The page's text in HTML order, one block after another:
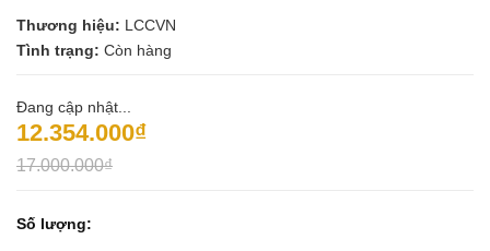
Thương hiệu: LCCVN
Tình trạng: Còn hàng
Đang cập nhật...
12.354.000₫
17.000.000₫
Số lượng: